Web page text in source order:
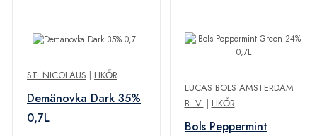
ST. NICOLAUS | LIKŐR
Demänovka Dark 35%
0,7L
LUCAS BOLS AMSTERDAM
B. V. | LIKŐR
Bols Peppermint